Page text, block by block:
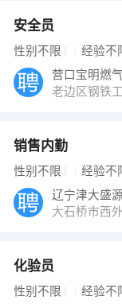
安全员
性别不限 经验不
营口宝明燃
老边区钢铁
销售内勤
性别不限 经验不
辽宁津大盛
大石桥市西
化验员
性别不限 经验不